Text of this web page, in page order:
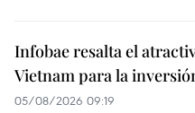
Infobae resalta el
Vietnam para la
05/08/2026 09:19